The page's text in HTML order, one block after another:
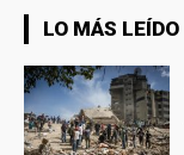
LO MÁS LEÍDO